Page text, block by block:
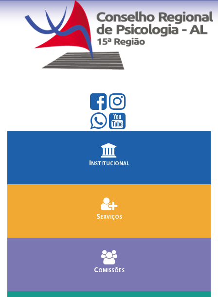
Institucional
Serviços
Comissões